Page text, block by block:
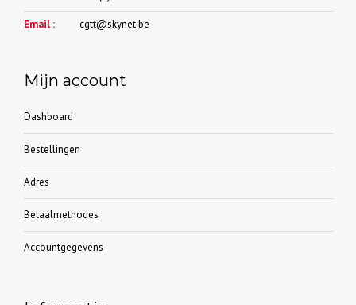
Email : cgtt@skynet.be
Mijn account
Dashboard
Bestellingen
Adres
Betaalmethodes
Accountgegevens